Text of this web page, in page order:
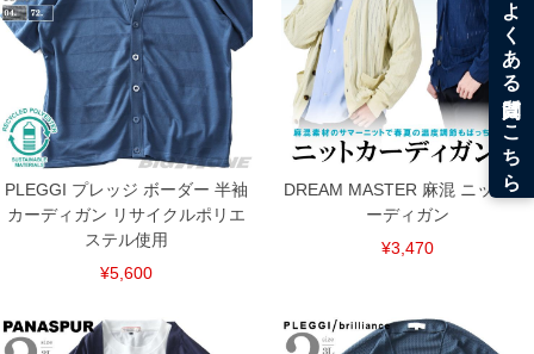
PLEGGI プレッジ ボーダー 半袖
カーディガン リサイクルポリエ
ステル使用
¥5,600
DREAM MASTER 麻混 ニット カ
ーディガン
¥3,470